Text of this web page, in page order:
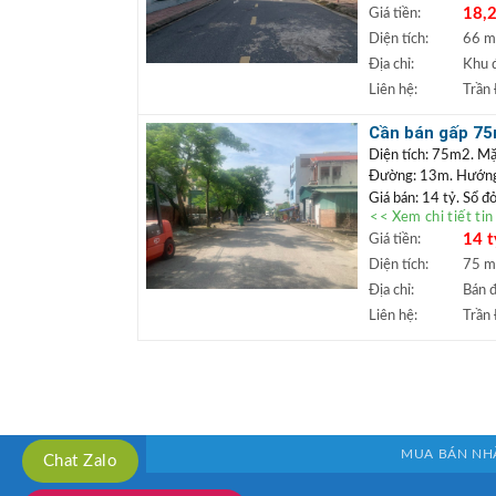
khuôn viên cây
xây tòa văn phòng
phong thủy, giá hấp
+++ Liên hệ xem
+ Bất động
ngân hàng lãi
Giá tiền:
Diện tích:
66
Địa chỉ:
Khu
Liên hệ:
Cần bán gấp
vỉa hè
Diện tích: 75m2.
Đường: 13m.
Giá bán: 14 tỷ. Sổ
Vị trí:Bán lô đất
50m. Xung quanh
gần dự án hồ Bộ
hoặc định cư lâu
+ TRẦN
<< Xem chi tiết tin
Giá tiền:
14
Diện tích:
75
Địa chỉ:
Bán
Liên hệ:
MUA BÁN
Chat Zalo